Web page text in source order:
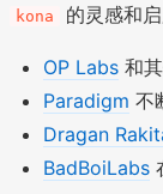
kona 的灵感和
OP Labs 和
Paradigm 不
Dragan
BadBoiLabs